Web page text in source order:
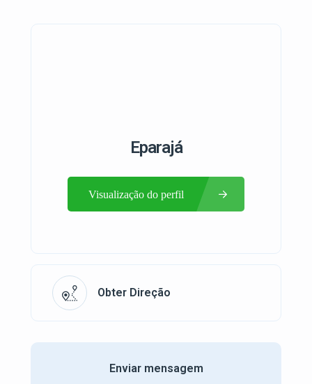
Eparajá
Visualização do perfil
Obter Direção
Enviar mensagem